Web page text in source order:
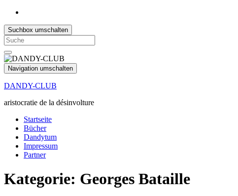
Suchbox umschalten
Search
for:
Navigation umschalten
DANDY-CLUB
aristocratie de la désinvolture
Startseite
Bücher
Dandytum
Impressum
Partner
Kategorie: Georges Bataille